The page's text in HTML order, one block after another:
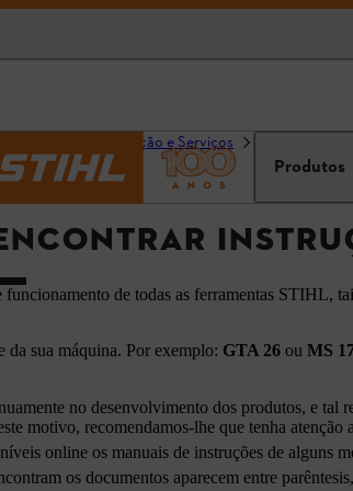
Produtos
Informação e Serviços
de todas as ferramentas STIHL,
sua máquina. Por exemplo: GTA 26 ou MS
no desenvolvimento dos produtos, e tal
motivo, recomendamos-lhe que tenha atenção
online os manuais de instruções de alguns
os documentos aparecem entre